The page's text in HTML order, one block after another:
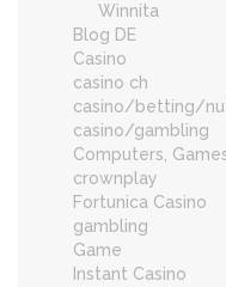
Winnita
Blog DE
Casino
casino ch
casino/betting/
casino/gambling
Computers,
crownplay
Fortunica Casino
gambling
Game
Instant Casino